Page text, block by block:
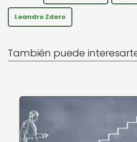
ts
A
p
e
b
o
k
l
Leandro Zdero
También puede